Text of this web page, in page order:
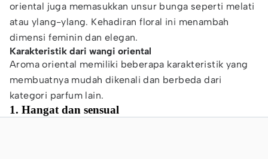
oriental juga memasukkan unsur bunga seperti melati
atau ylang-ylang. Kehadiran floral ini menambah
dimensi feminin dan elegan.
Karakteristik dari wangi oriental
Aroma oriental memiliki beberapa karakteristik yang
membuatnya mudah dikenali dan berbeda dari
kategori parfum lain.
1. Hangat dan sensual